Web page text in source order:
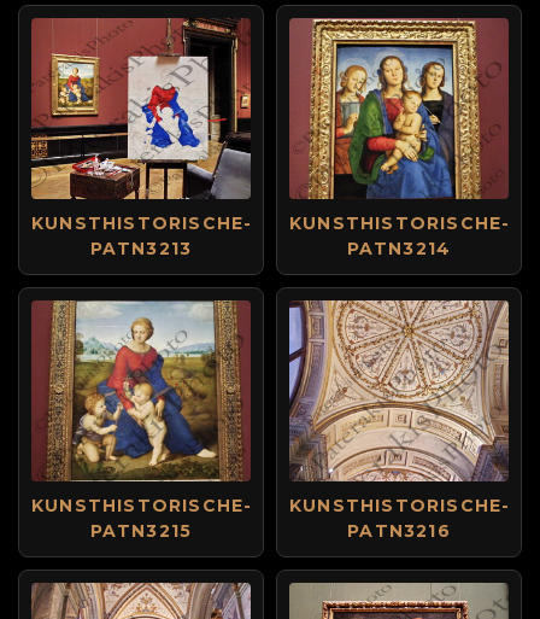
KUNSTHISTORISCHE-
PATN3213
KUNSTHISTORISCHE-
PATN3214
KUNSTHISTORISCHE-
PATN3215
KUNSTHISTORISCHE-
PATN3216